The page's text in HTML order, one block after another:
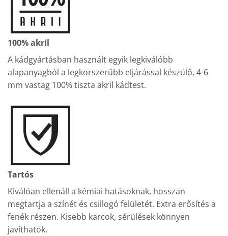
100% akril
A kádgyártásban használt egyik legkiválóbb
alapanyagból a legkorszerűbb eljárással készülő, 4-6
mm vastag 100% tiszta akril kádtest.
Tartós
Kiválóan ellenáll a kémiai hatásoknak, hosszan
megtartja a színét és csillogó felületét. Extra erősítés a
fenék részen. Kisebb karcok, sérülések könnyen
javíthatók.